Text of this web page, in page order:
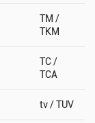
TM /
TKM
TC /
TCA
tv / TUV